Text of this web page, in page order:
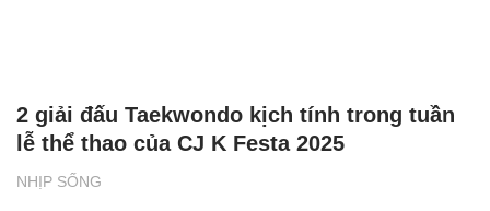
NHỊP SỐNG
2 giải đấu Taekwondo kịch tính trong tuần
lễ thể thao của CJ K Festa 2025